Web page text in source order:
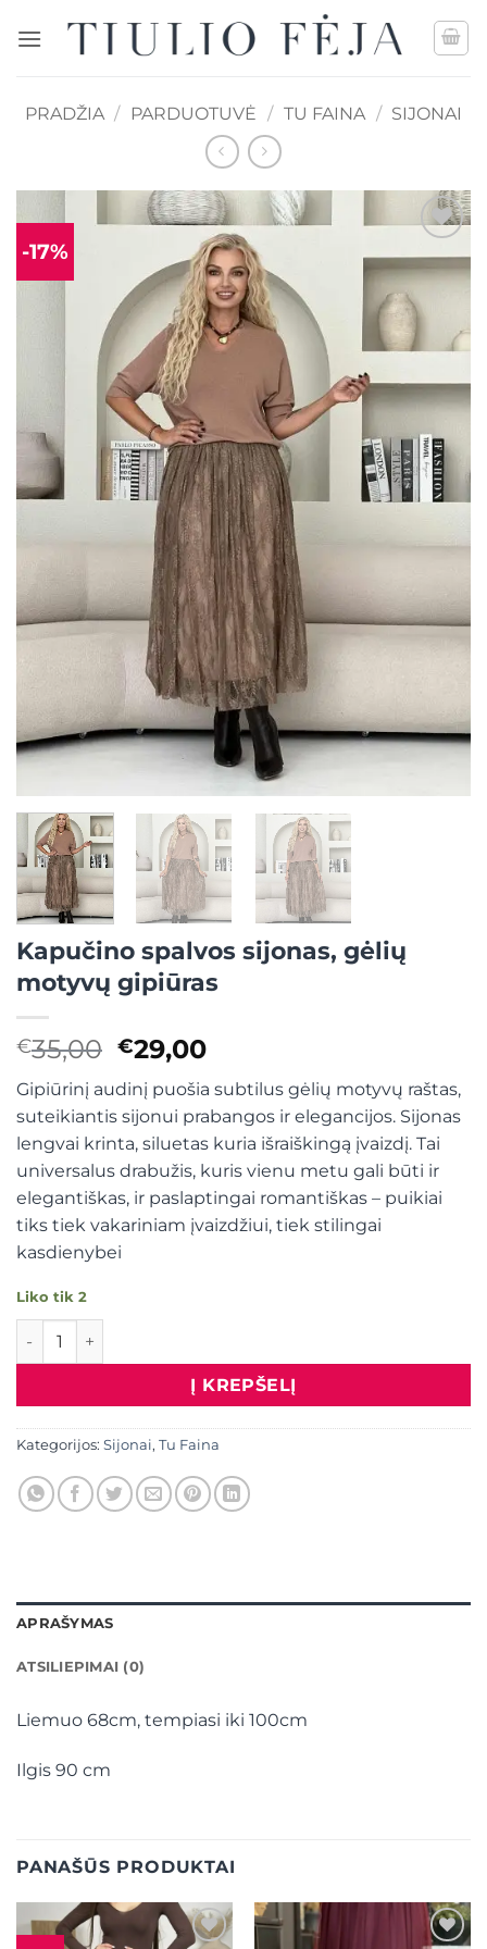
PRADŽIA / PARDUOTUVĖ / TU FAINA / SIJONAI
-17% Mėgstamiausias
Kapučino spalvos sijonas, gėlių
motyvų gipiūras
€35,00 Original
price
was:
€35,00.
€29,00Current
price
is:
€29,00.
Gipiūrinį audinį puošia subtilus gėlių motyvų raštas,
suteikiantis sijonui prabangos ir elegancijos. Sijonas
lengvai krinta, siluetas kuria išraiškingą įvaizdį. Tai
universalus drabužis, kuris vienu metu gali būti ir
elegantiškas, ir paslaptingai romantiškas – puikiai
tiks tiek vakariniam įvaizdžiui, tiek stilingai
kasdienybei
Liko tik 2
produkto kiekis: Kapučino spalvos sijonas, gėlių motyvų
Į KREPŠELĮ
Kategorijos: Sijonai, Tu Faina
APRAŠYMAS
ATSILIEPIMAI (0)
Liemuo 68cm, tempiasi iki 100cm
Ilgis 90 cm
PANAŠŪS PRODUKTAI